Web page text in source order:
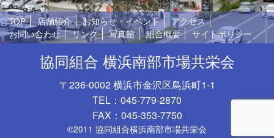
TOP 店舗紹介 お知らせ・イベント
アクセス
お問い合わせ
リンク 写真館 組合概要 サイトポリシー
協同組合 横浜南部市場共栄会
〒236-0002 横浜市金沢区鳥浜町1-1
TEL：045-779-2870
FAX：045-353-7750
©2011 協同組合横浜南部市場共栄会